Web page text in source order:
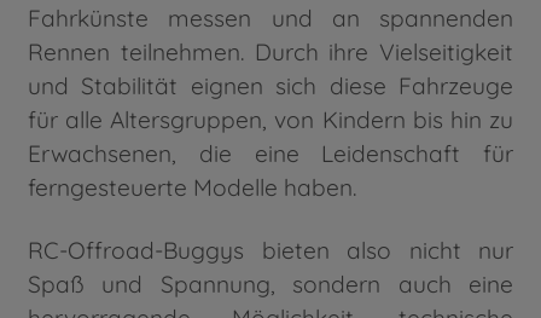
Fahrkünste messen und an spannenden
Rennen teilnehmen. Durch ihre Vielseitigkeit
und Stabilität eignen sich diese Fahrzeuge
für alle Altersgruppen, von Kindern bis hin zu
Erwachsenen, die eine Leidenschaft für
ferngesteuerte Modelle haben.
RC-Offroad-Buggys bieten also nicht nur
Spaß und Spannung, sondern auch eine